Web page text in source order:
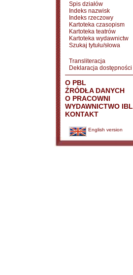
Spis działów
Indeks nazwisk
Indeks rzeczowy
Kartoteka czasopism
Kartoteka teatrów
Kartoteka wydawnictw
Szukaj tytułu/słowa
Transliteracja
Deklaracja dostępności
O PBL
ŹRÓDŁA DANYCH
O PRACOWNI
WYDAWNICTWO IBL
KONTAKT
English version